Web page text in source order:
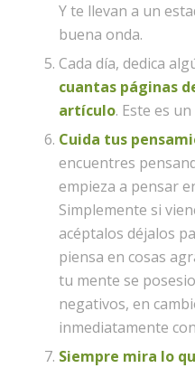
Y te llevan a un
buena onda.
Cada día, dedica
cuantas páginas
artículo. Este es
Cuida tus
encuentres
empieza a pensar
Simplemente si
acéptalos déjalos
piensa en cosas
tu mente se
negativos, en
inmediatamente
Siempre mira lo